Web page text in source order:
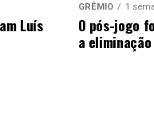
Luís
GRÊMIO 1
O pós-jogo
a